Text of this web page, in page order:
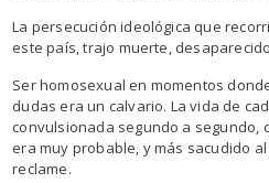
La persecución ideológica que
este país, trajo muerte,
Ser homosexual en momentos
dudas era un calvario. La vida de
convulsionada segundo a segundo,
era muy probable, y más sacudido
reclame.